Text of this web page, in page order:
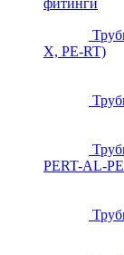
фитинги
X, PE-RT)
PERT-AL-